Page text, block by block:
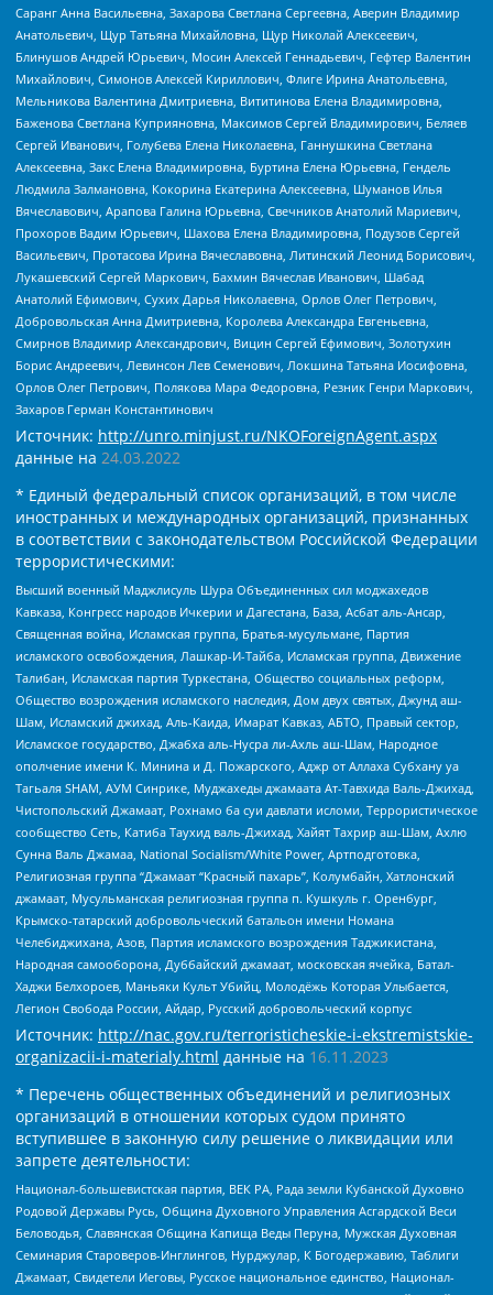
Саранг Анна Васильевна, Захарова Светлана Сергеевна, Аверин Владимир
Анатольевич, Щур Татьяна Михайловна, Щур Николай Алексеевич,
Блинушов Андрей Юрьевич, Мосин Алексей Геннадьевич, Гефтер Валентин
Михайлович, Симонов Алексей Кириллович, Флиге Ирина Анатольевна,
Мельникова Валентина Дмитриевна, Вититинова Елена Владимировна,
Баженова Светлана Куприяновна, Максимов Сергей Владимирович, Беляев
Сергей Иванович, Голубева Елена Николаевна, Ганнушкина Светлана
Алексеевна, Закс Елена Владимировна, Буртина Елена Юрьевна, Гендель
Людмила Залмановна, Кокорина Екатерина Алексеевна, Шуманов Илья
Вячеславович, Арапова Галина Юрьевна, Свечников Анатолий Мариевич,
Прохоров Вадим Юрьевич, Шахова Елена Владимировна, Подузов Сергей
Васильевич, Протасова Ирина Вячеславовна, Литинский Леонид Борисович,
Лукашевский Сергей Маркович, Бахмин Вячеслав Иванович, Шабад
Анатолий Ефимович, Сухих Дарья Николаевна, Орлов Олег Петрович,
Добровольская Анна Дмитриевна, Королева Александра Евгеньевна,
Смирнов Владимир Александрович, Вицин Сергей Ефимович, Золотухин
Борис Андреевич, Левинсон Лев Семенович, Локшина Татьяна Иосифовна,
Орлов Олег Петрович, Полякова Мара Федоровна, Резник Генри Маркович,
Захаров Герман Константинович
Источник: http://unro.minjust.ru/NKOForeignAgent.aspx
данные на 24.03.2022
* Единый федеральный список организаций, в том числе
иностранных и международных организаций, признанных
в соответствии с законодательством Российской Федерации
террористическими:
Высший военный Маджлисуль Шура Объединенных сил моджахедов
Кавказа, Конгресс народов Ичкерии и Дагестана, База, Асбат аль-Ансар,
Священная война, Исламская группа, Братья-мусульмане, Партия
исламского освобождения, Лашкар-И-Тайба, Исламская группа, Движение
Талибан, Исламская партия Туркестана, Общество социальных реформ,
Общество возрождения исламского наследия, Дом двух святых, Джунд аш-
Шам, Исламский джихад, Аль-Каида, Имарат Кавказ, АБТО, Правый сектор,
Исламское государство, Джабха аль-Нусра ли-Ахль аш-Шам, Народное
ополчение имени К. Минина и Д. Пожарского, Аджр от Аллаха Субхану уа
Тагьаля SHAM, АУМ Синрике, Муджахеды джамаата Ат-Тавхида Валь-Джихад,
Чистопольский Джамаат, Рохнамо ба суи давлати исломи, Террористическое
сообщество Сеть, Катиба Таухид валь-Джихад, Хайят Тахрир аш-Шам, Ахлю
Сунна Валь Джамаа, National Socialism/White Power, Артподготовка,
Религиозная группа “Джамаат “Красный пахарь”, Колумбайн, Хатлонский
джамаат, Мусульманская религиозная группа п. Кушкуль г. Оренбург,
Крымско-татарский добровольческий батальон имени Номана
Челебиджихана, Азов, Партия исламского возрождения Таджикистана,
Народная самооборона, Дуббайский джамаат, московская ячейка, Батал-
Хаджи Белхороев, Маньяки Культ Убийц, Молодёжь Которая Улыбается,
Легион Свобода России, Айдар, Русский добровольческий корпус
Источник: http://nac.gov.ru/terroristicheskie-i-ekstremistskie-
organizacii-i-materialy.html данные на 16.11.2023
* Перечень общественных объединений и религиозных
организаций в отношении которых судом принято
вступившее в законную силу решение о ликвидации или
запрете деятельности:
Национал-большевистская партия, ВЕК РА, Рада земли Кубанской Духовно
Родовой Державы Русь, Община Духовного Управления Асгардской Веси
Беловодья, Славянская Община Капища Веды Перуна, Мужская Духовная
Семинария Староверов-Инглингов, Нурджулар, К Богодержавию, Таблиги
Джамаат, Свидетели Иеговы, Русское национальное единство, Национал-